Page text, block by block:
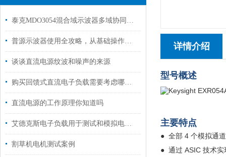
泰克MDO3054混合域示波器多域协同的调试全能王
普源示波器使用全攻略，从基础操作到高级应用
谈谈直流电源纹波和噪声的来源
购买回馈式直流电子负载需要考虑哪些要素？
直流电源的工作原理你知道吗
艾德克斯电子负载用于测试和模拟电源的负载条件
割草机电机测试案例
详情介绍
型号概述
主要特点
● 全部 4 个模拟通
● 通过 ASIC 技术实